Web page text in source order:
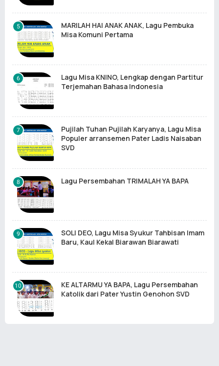
MARILAH HAI ANAK ANAK, Lagu Pembuka
Misa Komuni Pertama
Lagu Misa KNINO, Lengkap dengan Partitur
Terjemahan Bahasa Indonesia
Pujilah Tuhan Pujilah Karyanya, Lagu Misa
Populer arransemen Pater Ladis Naisaban
SVD
Lagu Persembahan TRIMALAH YA BAPA
SOLI DEO, Lagu Misa Syukur Tahbisan Imam
Baru, Kaul Kekal Biarawan Biarawati
KE ALTARMU YA BAPA, Lagu Persembahan
Katolik dari Pater Yustin Genohon SVD